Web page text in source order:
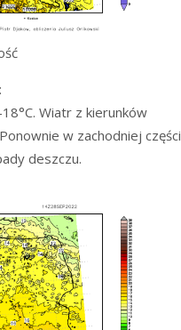
Wiatr z kierunków
w zachodniej części
deszczu.